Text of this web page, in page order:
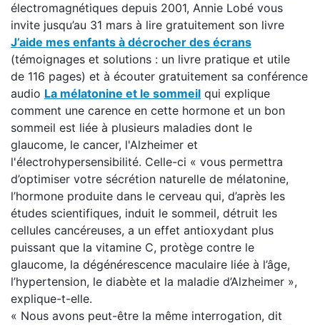
électromagnétiques depuis 2001, Annie Lobé vous
invite jusqu’au 31 mars à lire gratuitement son livre
J’aide mes enfants à décrocher des écrans
(témoignages et solutions : un livre pratique et utile
de 116 pages) et à écouter gratuitement sa conférence
audio La mélatonine et le sommeil qui explique
comment une carence en cette hormone et un bon
sommeil est liée à plusieurs maladies dont le
glaucome, le cancer, l'Alzheimer et
l'électrohypersensibilité. Celle-ci « vous permettra
d’optimiser votre sécrétion naturelle de mélatonine,
l’hormone produite dans le cerveau qui, d’après les
études scientifiques, induit le sommeil, détruit les
cellules cancéreuses, a un effet antioxydant plus
puissant que la vitamine C, protège contre le
glaucome, la dégénérescence maculaire liée à l’âge,
l’hypertension, le diabète et la maladie d’Alzheimer »,
explique-t-elle.
« Nous avons peut-être la même interrogation, dit